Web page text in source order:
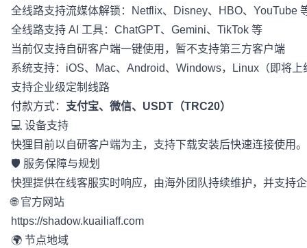
全线路支持流媒体解锁：Netflix、Disney、HBO、YouTube
全线路支持 AI 工具：ChatGPT、Gemini、TikTok 等
当前仅支持自研客户端一键使用，暂不支持第三方客户端
系统支持：iOS、Mac、Android、Windows，Linux（即将上
支持企业级定制线路
付款方式： 支付宝、微信、USDT（TRC20）
💻 设备支持
快狸目前以自研客户端为主，支持下载安装后快速连接使用
🛡 服务保障与规划
快狸提供在线客服实时响应，由海外团队持续维护，并支持
🌐 官方网站
https://shadow.kuailiaff.com
🌍 节点地域